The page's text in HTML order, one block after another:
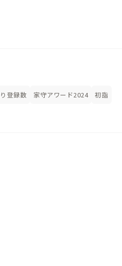
登録数 家守アワード2024
初詣